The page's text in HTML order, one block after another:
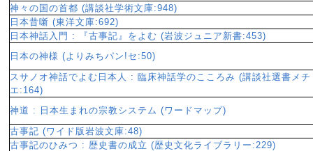
神々の国の首都 (講談社学術文庫:948)
日本昔噺 (東洋文庫:692)
日本神話入門 : 『古事記』をよむ (岩波ジュニア新書:453)
日本の神様 (よりみちパン!セ:50)
スサノオ神話でよむ日本人 : 臨床神話学のこころみ (講談社選書メチ
エ:164)
神道 : 日本生まれの宗教システム (ワードマップ)
古事記 (ワイド版岩波文庫:48)
古事記のひみつ : 歴史書の成立 (歴史文化ライブラリー:229)